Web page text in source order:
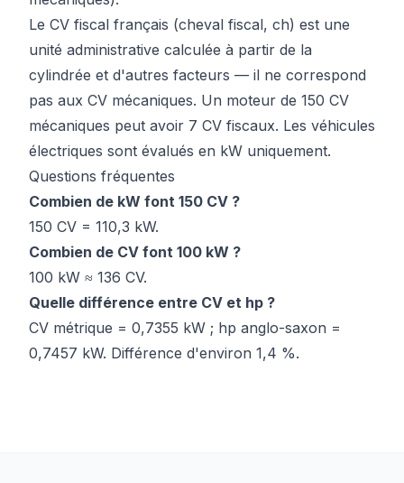
Le CV fiscal français (cheval fiscal, ch) est une
unité administrative calculée à partir de la
cylindrée et d'autres facteurs — il ne correspond
pas aux CV mécaniques. Un moteur de 150 CV
mécaniques peut avoir 7 CV fiscaux. Les véhicules
électriques sont évalués en kW uniquement.
Questions fréquentes
Combien de kW font 150 CV ?
150 CV = 110,3 kW.
Combien de CV font 100 kW ?
100 kW ≈ 136 CV.
Quelle différence entre CV et hp ?
CV métrique = 0,7355 kW ; hp anglo-saxon =
0,7457 kW. Différence d'environ 1,4 %.